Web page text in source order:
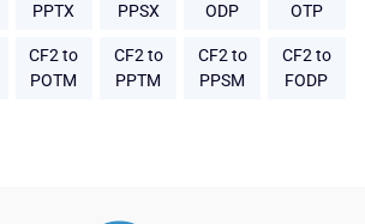
PPTX
PPSX
ODP
OTP
CF2 to
POTM
CF2 to
PPTM
CF2 to
PPSM
CF2 to
FODP